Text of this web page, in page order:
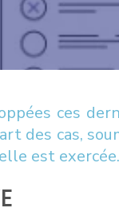
ces
des cas,
est